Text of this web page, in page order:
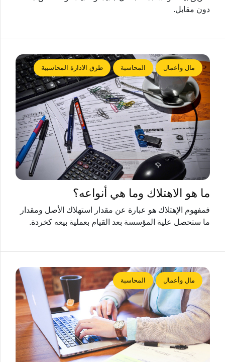
دون مقابل.
مال وأعمال المحاسبة طرق الادارة المحاسبية
ما هو الاهتلاك وما هي أنواعه؟
فمفهوم الإهتلاك هو عبارة عن مقدار استهلاك الأصل ومقدار
ما ستحصل علية المؤسسة بعد القيام بعملية بيعه كخردة.
مال وأعمال المحاسبة